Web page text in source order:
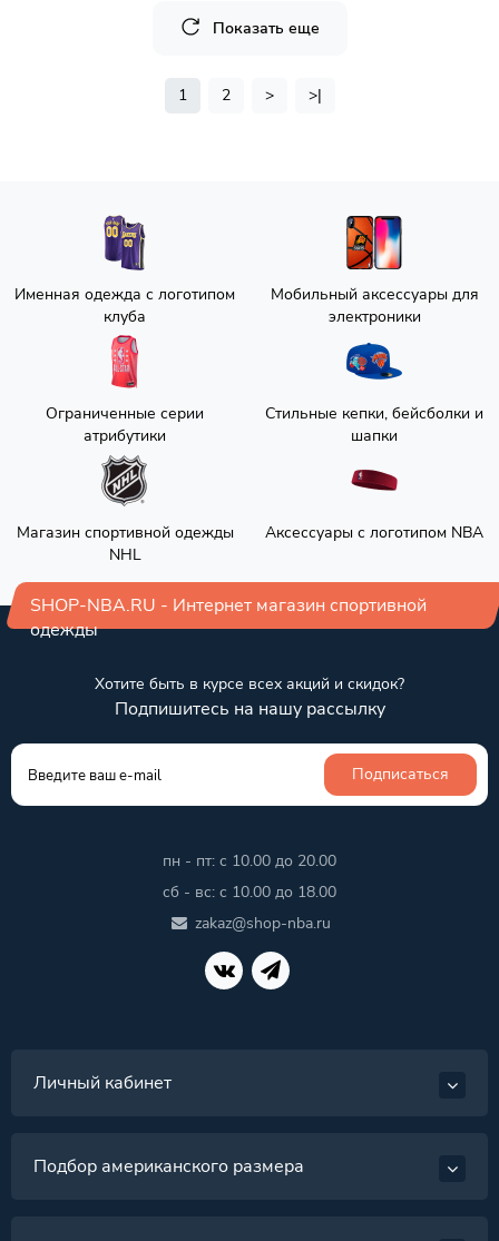
Показать еще
1 2 > >|
Именная одежда с логотипом
клуба
Мобильный аксессуары для
электроники
Ограниченные серии
атрибутики
Стильные кепки, бейсболки и
шапки
Магазин спортивной одежды
NHL
Аксессуары с логотипом NBA
SHOP-NBA.RU - Интернет магазин спортивной
одежды
Хотите быть в курсе всех акций и скидок?
Подпишитесь на нашу рассылку
Подписаться
пн - пт: с 10.00 до 20.00
сб - вс: с 10.00 до 18.00
zakaz@shop-nba.ru
Личный кабинет
Подбор американского размера